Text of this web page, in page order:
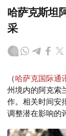
哈萨克斯坦
采
（哈萨克国际通
州境内的阿克索
作。相关时间安
调整潜在影响的